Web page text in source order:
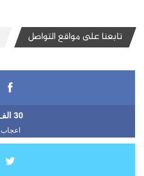
تابعنا على مواقع التواصل
30 الف
اعجاب